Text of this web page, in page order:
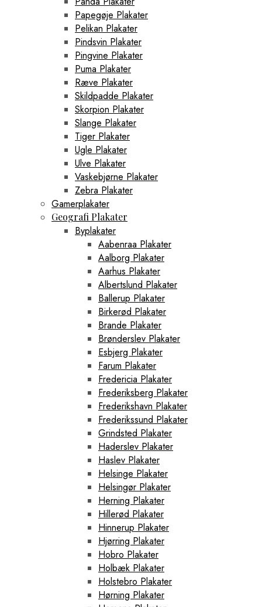
Papegøje Plakater
Pelikan Plakater
Pindsvin Plakater
Pingvine Plakater
Puma Plakater
Ræve Plakater
Skildpadde Plakater
Skorpion Plakater
Slange Plakater
Tiger Plakater
Ugle Plakater
Ulve Plakater
Vaskebjørne Plakater
Zebra Plakater
Gamerplakater
Geografi Plakater
Byplakater
Aabenraa Plakater
Aalborg Plakater
Aarhus Plakater
Albertslund Plakater
Ballerup Plakater
Birkerød Plakater
Brande Plakater
Brønderslev Plakater
Esbjerg Plakater
Farum Plakater
Fredericia Plakater
Frederiksberg Plakater
Frederikshavn Plakater
Frederikssund Plakater
Grindsted Plakater
Haderslev Plakater
Haslev Plakater
Helsinge Plakater
Helsingør Plakater
Herning Plakater
Hillerød Plakater
Hinnerup Plakater
Hjørring Plakater
Hobro Plakater
Holbæk Plakater
Holstebro Plakater
Hørning Plakater